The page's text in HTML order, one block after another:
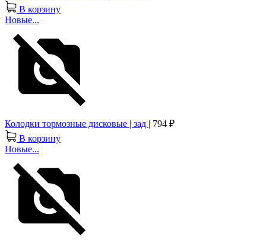
В корзину
Новые...
Колодки тормозные дисковые | зад | 794 ₽
В корзину
Новые...